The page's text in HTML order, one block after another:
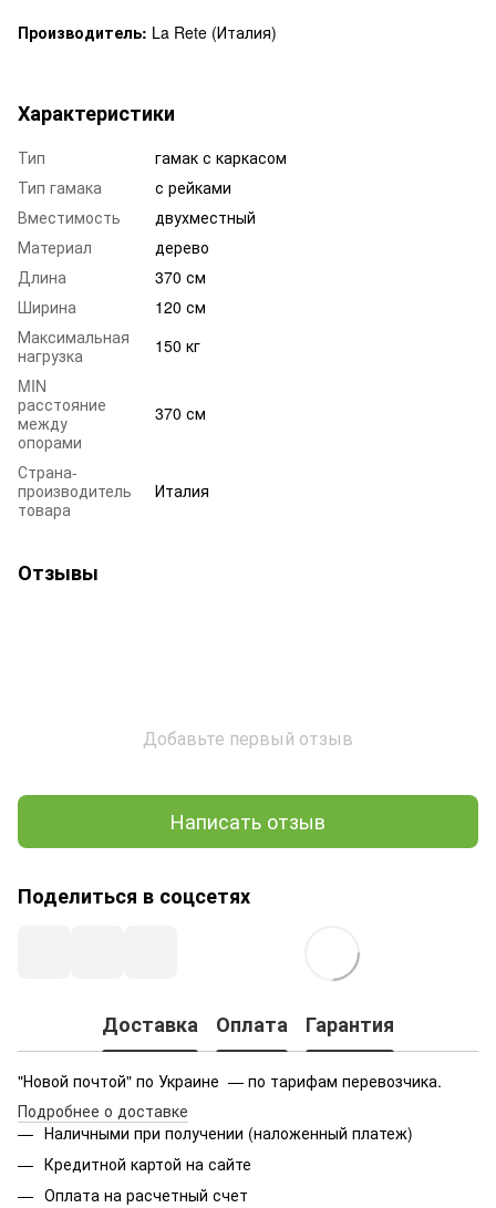
Производитель: La Rete (Италия)
Характеристики
Тип
гамак с каркасом
Тип гамака
с рейками
Вместимость
двухместный
Материал
дерево
Длина
370 см
Ширина
120 см
Максимальная
нагрузка
150 кг
MIN
расстояние
между
опорами
370 см
Страна-
производитель
товара
Италия
Отзывы
Добавьте первый отзыв
Написать отзыв
Поделиться в соцсетях
Доставка Оплата Гарантия
"Новой почтой" по Украине — по тарифам перевозчика.
Подробнее о доставке
Наличными при получении (наложенный платеж)
Кредитной картой на сайте
Оплата на расчетный счет